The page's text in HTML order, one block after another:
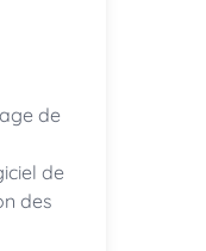
de
de
des